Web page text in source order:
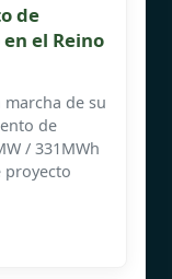
de
el Reino
marcha de su
de
/ 331MWh
proyecto